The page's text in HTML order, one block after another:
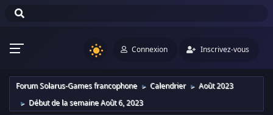
Connexion Inscrivez-vous
Forum Solarus-Games francophone ► Calendrier ► Août 2023
► Début de la semaine Août 6, 2023